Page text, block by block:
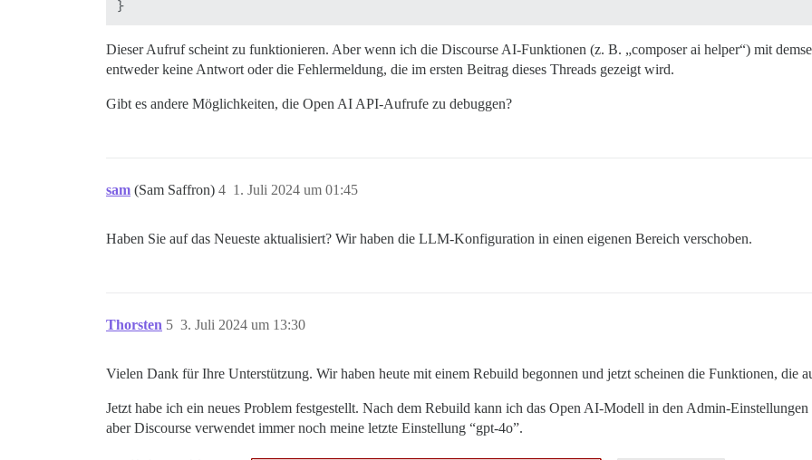
Dieser Aufruf scheint zu funktionieren. Aber wenn ich die Discourse AI-Funktionen (z. B. „composer ai helper“) mit
entweder keine Antwort oder die Fehlermeldung, die im ersten Beitrag dieses Threads gezeigt wird.
Gibt es andere Möglichkeiten, die Open AI API-Aufrufe zu debuggen?
sam (Sam Saffron) 1. Juli 2024 um 01:45
4
Haben Sie auf das Neueste aktualisiert? Wir haben die LLM-Konfiguration in einen eigenen Bereich verschoben.
Thorsten 3. Juli 2024 um 13:30
5
Vielen Dank für Ihre Unterstützung. Wir haben heute mit einem Rebuild begonnen und jetzt scheinen die Funktionen, die
Jetzt habe ich ein neues Problem festgestellt. Nach dem Rebuild kann ich das Open AI-Modell in den Admin-
aber Discourse verwendet immer noch meine letzte Einstellung “gpt-4o”.